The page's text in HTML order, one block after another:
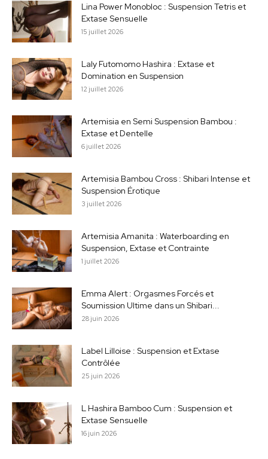
Lina Power Monobloc : Suspension Tetris et
Extase Sensuelle
15 juillet 2026
Laly Futomomo Hashira : Extase et
Domination en Suspension
12 juillet 2026
Artemisia en Semi Suspension Bambou :
Extase et Dentelle
6 juillet 2026
Artemisia Bambou Cross : Shibari Intense et
Suspension Érotique
3 juillet 2026
Artemisia Amanita : Waterboarding en
Suspension, Extase et Contrainte
1 juillet 2026
Emma Alert : Orgasmes Forcés et
Soumission Ultime dans un Shibari...
28 juin 2026
Label Lilloise : Suspension et Extase
Contrôlée
25 juin 2026
L Hashira Bamboo Cum : Suspension et
Extase Sensuelle
16 juin 2026